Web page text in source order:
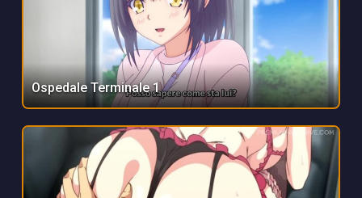
Ospedale Terminale 1